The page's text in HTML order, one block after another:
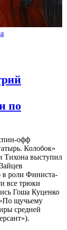
по
офф
Колобок»
Тихона выступил
в роли Финиста-
все трюки
Гоша Куценко
щучьему
средней